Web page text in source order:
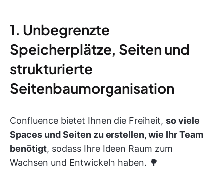
1. Unbegrenzte
Speicherplätze, Seiten und
strukturierte
Seitenbaumorganisation
Confluence bietet Ihnen die Freiheit, so viele
Spaces und Seiten zu erstellen, wie Ihr Team
benötigt, sodass Ihre Ideen Raum zum
Wachsen und Entwickeln haben. 🌳